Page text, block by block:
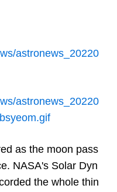
astronews_20220
astronews_20220
as the moon pass
NASA's Solar Dyn
the whole thin